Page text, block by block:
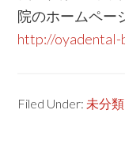
院のホームペー
http://oyadental-
Filed Under: 未分類